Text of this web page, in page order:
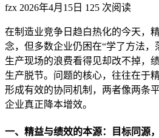
fzx 2026年4月15日 125 次阅读
在制造业竞争日趋白热化的今天，
念，但多数企业仍困在“学了方法
生产现场的浪费看得见却改不掉，
生产脱节。问题的核心，往往在于
形成有效的协同机制，两者像两条
企业真正降本增效。
一、精益与绩效的本源：目标同源